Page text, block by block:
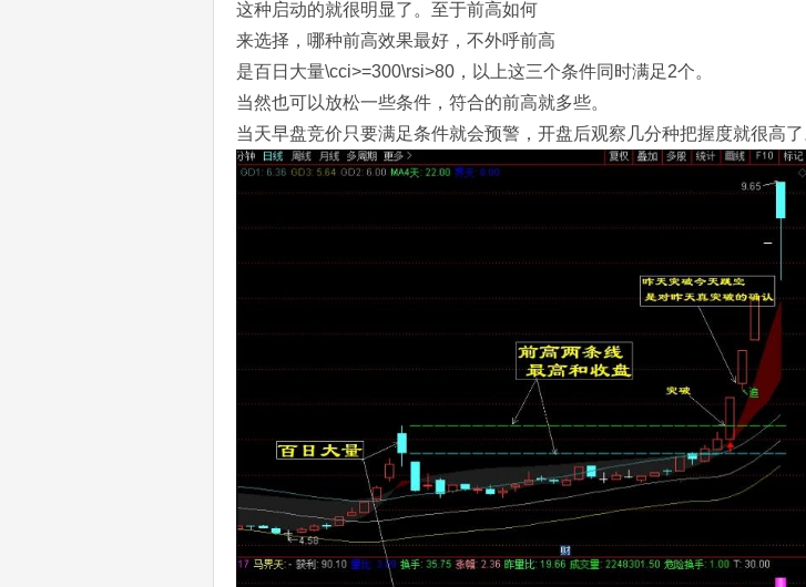
这种启动的就很明显了。至于前高如何
来选择，哪种前高效果最好，不外呼前高
是百日大量\cci>=300\rsi>80，以上这三个条件同时满足2个。
当然也可以放松一些条件，符合的前高就多些。
当天早盘竞价只要满足条件就会预警，开盘后观察几分种把握度就很高了